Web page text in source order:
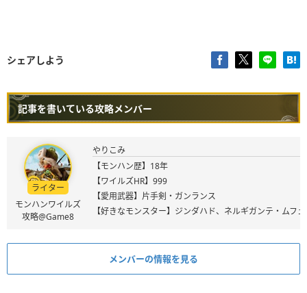
シェアしよう
記事を書いている攻略メンバー
ライター
モンハンワイルズ
攻略@Game8
やりこみ
【モンハン歴】18年
【ワイルズHR】999
【愛用武器】片手剣・ガンランス
【好きなモンスター】ジンダハド、ネルギガンテ・ムフ
メンバーの情報を見る